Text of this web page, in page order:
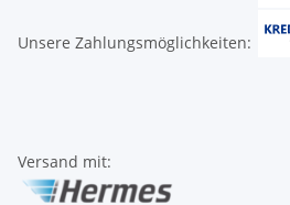
Unsere Zahlungsmöglichkeiten:
Versand mit: